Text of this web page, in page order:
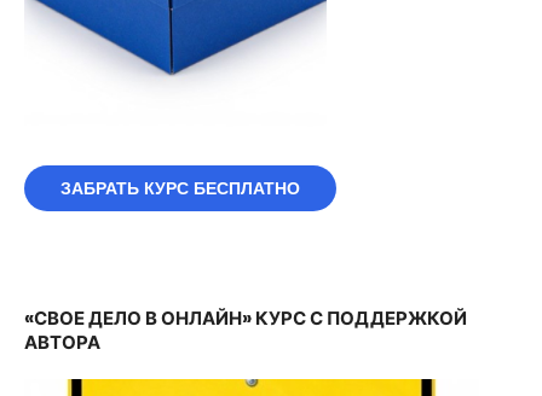
ЗАБРАТЬ КУРС БЕСПЛАТНО
«СВОЕ ДЕЛО В ОНЛАЙН» КУРС С ПОДДЕРЖКОЙ
АВТОРА